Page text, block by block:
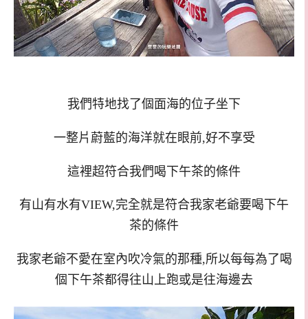
我們特地找了個面海的位子坐下
一整片蔚藍的海洋就在眼前,好不享受
這裡超符合我們喝下午茶的條件
有山有水有VIEW,完全就是符合我家老爺要喝下午
茶的條件
我家老爺不愛在室內吹冷氣的那種,所以每每為了喝
個下午茶都得往山上跑或是往海邊去